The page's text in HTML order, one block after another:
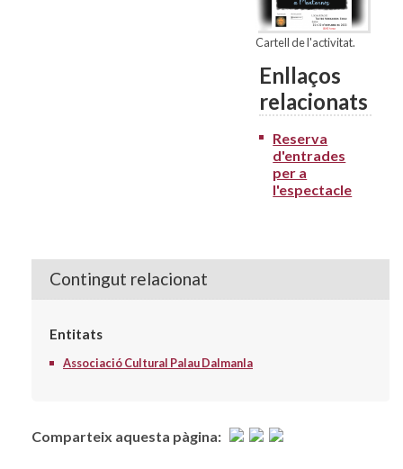
Cartell de l'activitat.
Enllaços
relacionats
Reserva
d'entrades
per a
l'espectacle
Contingut relacionat
Entitats
Associació Cultural Palau Dalmanla
Comparteix aquesta pàgina: